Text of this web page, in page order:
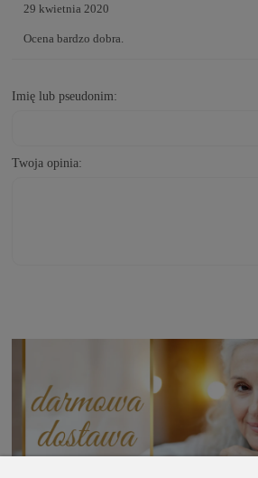
29 kwietnia 2020
Ocena bardzo dobra.
Imię lub pseudonim:
Twoja opinia: